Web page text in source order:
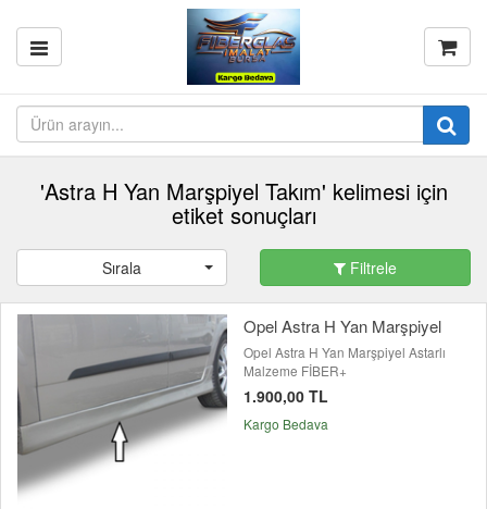
'Astra H Yan Marşpiyel Takım' kelimesi için
etiket sonuçları
Sırala Filtrele
Opel Astra H Yan Marşpiyel
Opel Astra H Yan Marşpiyel Astarlı
Malzeme FİBER+
1.900,00 TL
Kargo Bedava